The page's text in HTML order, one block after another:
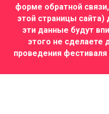
форме обратной
этой страницы сайта)
эти данные будут
этого не сделаете
проведения